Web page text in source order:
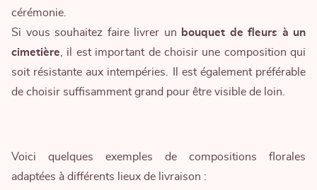
cérémonie.
Si vous souhaitez faire livrer un
bouquet de fleurs à un
cimetière , il est important de choisir une composition qui
soit résistante aux intempéries. Il est également préférable
de choisir suffisamment grand pour être visible de loin.
Voici quelques exemples de compositions florales
adaptées à différents lieux de livraison :